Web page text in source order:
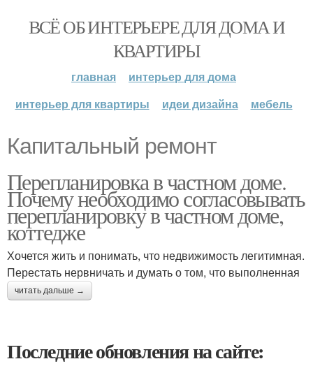
ВСЁ ОБ ИНТЕРЬЕРЕ ДЛЯ ДОМА И
КВАРТИРЫ
главная
интерьер для дома
интерьер для квартиры
идеи дизайна мебель
Капитальный ремонт
Перепланировка в частном доме.
Почему необходимо согласовывать
перепланировку в частном доме,
коттедже
Хочется жить и понимать, что недвижимость легитимная.
Перестать нервничать и думать о том, что выполненная
читать дальше →
Последние обновления на сайте: